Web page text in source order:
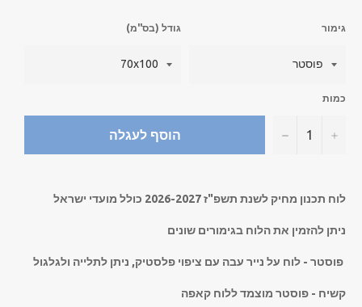
גימור גודל (בס"מ)
כמות
− + הוסף לעגלה
לוח תכנון מחיק לשנת תשפ"ז 2026-2027 כולל מועדי ישראל
ניתן להזמין את הלוח בגימורים שונים
פוסטר - לוח על נייר עבה עם ציפוי פלסטיק, ניתן לתלייה ולגלגול
קשיח - פוסטר מוצמד ללוח קאפה